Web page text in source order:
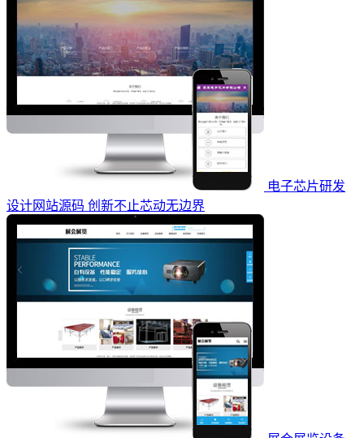
电子芯片研发
设计网站源码 创新不止芯动无边界